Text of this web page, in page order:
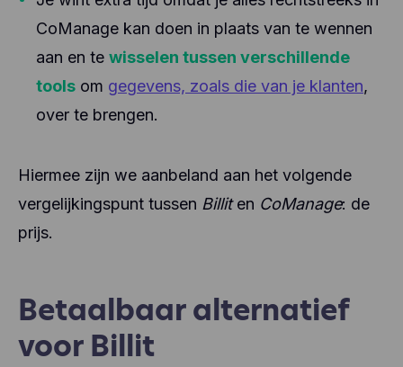
CoManage kan doen in plaats van te wennen
aan en te wisselen tussen verschillende
tools om gegevens, zoals die van je klanten,
over te brengen.
Hiermee zijn we aanbeland aan het volgende
vergelijkingspunt tussen Billiten CoManage: de
prijs.
Betaalbaar alternatief
voor Billit